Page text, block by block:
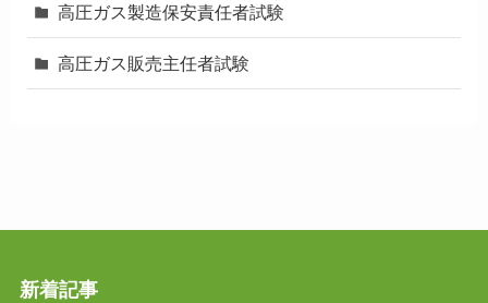
高圧ガス製造保安責任者試験
高圧ガス販売主任者試験
新着記事